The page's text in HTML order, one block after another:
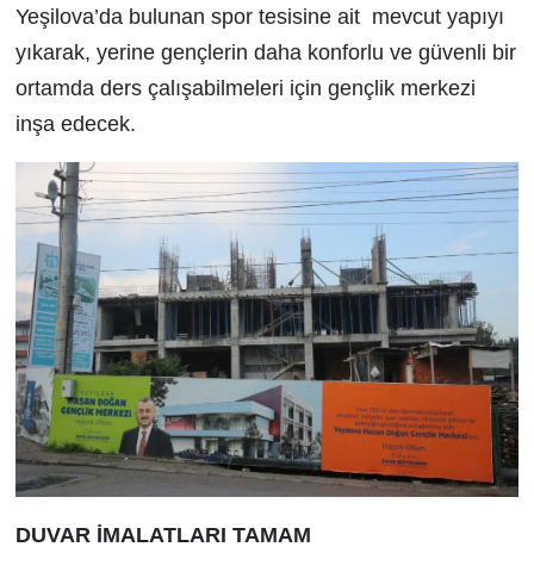
Yeşilova’da bulunan spor tesisine ait mevcut yapıyı
yıkarak, yerine gençlerin daha konforlu ve güvenli bir
ortamda ders çalışabilmeleri için gençlik merkezi
inşa edecek.
DUVAR İMALATLARI TAMAM